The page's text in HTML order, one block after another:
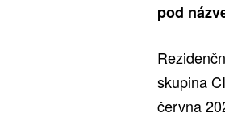
pod
skupina
června